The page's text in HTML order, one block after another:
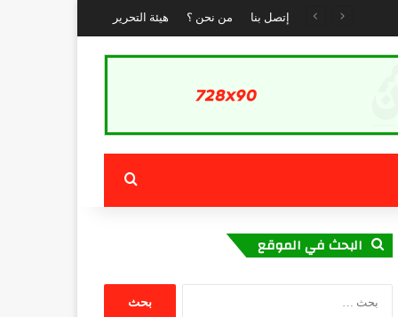
إتصل بنا من نحن ؟ هيئة التحرير
بحث عن
البحث في الموقع